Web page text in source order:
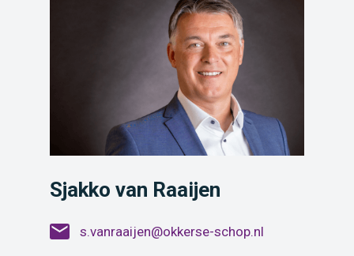
Sjakko van Raaijen
s.vanraaijen@okkerse-schop.nl